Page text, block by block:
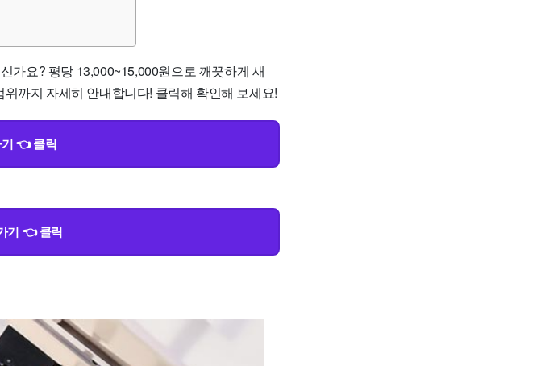
가요? 평당 13,000~15,000원으로 깨끗하게 새
까지 자세히 안내합니다! 클릭해 확인해 보세요!
👈 클릭
기 👈 클릭